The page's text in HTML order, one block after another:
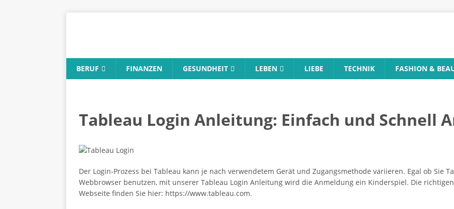
BERUF FINANZEN GESUNDHEIT LEBEN LIEBE TECHNIK FASHION &
Tableau Login Anleitung: Einfach und Schnell
Der Login-Prozess bei Tableau kann je nach verwendetem Gerät und Zugangsmethode variieren. Egal ob Sie
Webbrowser benutzen, mit unserer Tableau Login Anleitung wird die Anmeldung ein Kinderspiel. Die
Webseite finden Sie hier: https://www.tableau.com.